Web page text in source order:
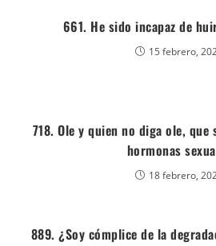
661. He sido incapaz de
15 febrero,
718. Ole y quien no diga ole, que
hormonas
18 febrero,
889. ¿Soy cómplice de la